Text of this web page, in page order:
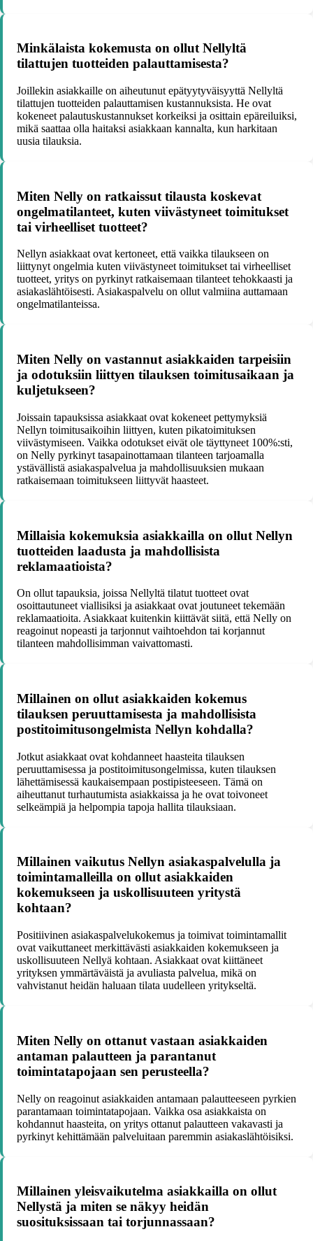
Minkälaista kokemusta on ollut Nellyltä
tilattujen tuotteiden palauttamisesta?
Joillekin asiakkaille on aiheutunut epätyytyväisyyttä Nellyltä
tilattujen tuotteiden palauttamisen kustannuksista. He ovat
kokeneet palautuskustannukset korkeiksi ja osittain epäreiluiksi,
mikä saattaa olla haitaksi asiakkaan kannalta, kun harkitaan
uusia tilauksia.
Miten Nelly on ratkaissut tilausta koskevat
ongelmatilanteet, kuten viivästyneet toimitukset
tai virheelliset tuotteet?
Nellyn asiakkaat ovat kertoneet, että vaikka tilaukseen on
liittynyt ongelmia kuten viivästyneet toimitukset tai virheelliset
tuotteet, yritys on pyrkinyt ratkaisemaan tilanteet tehokkaasti ja
asiakaslähtöisesti. Asiakaspalvelu on ollut valmiina auttamaan
ongelmatilanteissa.
Miten Nelly on vastannut asiakkaiden tarpeisiin
ja odotuksiin liittyen tilauksen toimitusaikaan ja
kuljetukseen?
Joissain tapauksissa asiakkaat ovat kokeneet pettymyksiä
Nellyn toimitusaikoihin liittyen, kuten pikatoimituksen
viivästymiseen. Vaikka odotukset eivät ole täyttyneet 100%:sti,
on Nelly pyrkinyt tasapainottamaan tilanteen tarjoamalla
ystävällistä asiakaspalvelua ja mahdollisuuksien mukaan
ratkaisemaan toimitukseen liittyvät haasteet.
Millaisia kokemuksia asiakkailla on ollut Nellyn
tuotteiden laadusta ja mahdollisista
reklamaatioista?
On ollut tapauksia, joissa Nellyltä tilatut tuotteet ovat
osoittautuneet viallisiksi ja asiakkaat ovat joutuneet tekemään
reklamaatioita. Asiakkaat kuitenkin kiittävät siitä, että Nelly on
reagoinut nopeasti ja tarjonnut vaihtoehdon tai korjannut
tilanteen mahdollisimman vaivattomasti.
Millainen on ollut asiakkaiden kokemus
tilauksen peruuttamisesta ja mahdollisista
postitoimitusongelmista Nellyn kohdalla?
Jotkut asiakkaat ovat kohdanneet haasteita tilauksen
peruuttamisessa ja postitoimitusongelmissa, kuten tilauksen
lähettämisessä kaukaisempaan postipisteeseen. Tämä on
aiheuttanut turhautumista asiakkaissa ja he ovat toivoneet
selkeämpiä ja helpompia tapoja hallita tilauksiaan.
Millainen vaikutus Nellyn asiakaspalvelulla ja
toimintamalleilla on ollut asiakkaiden
kokemukseen ja uskollisuuteen yritystä
kohtaan?
Positiivinen asiakaspalvelukokemus ja toimivat toimintamallit
ovat vaikuttaneet merkittävästi asiakkaiden kokemukseen ja
uskollisuuteen Nellyä kohtaan. Asiakkaat ovat kiittäneet
yrityksen ymmärtäväistä ja avuliasta palvelua, mikä on
vahvistanut heidän haluaan tilata uudelleen yritykseltä.
Miten Nelly on ottanut vastaan asiakkaiden
antaman palautteen ja parantanut
toimintatapojaan sen perusteella?
Nelly on reagoinut asiakkaiden antamaan palautteeseen pyrkien
parantamaan toimintatapojaan. Vaikka osa asiakkaista on
kohdannut haasteita, on yritys ottanut palautteen vakavasti ja
pyrkinyt kehittämään palveluitaan paremmin asiakaslähtöisiksi.
Millainen yleisvaikutelma asiakkailla on ollut
Nellystä ja miten se näkyy heidän
suosituksissaan tai torjunnassaan?